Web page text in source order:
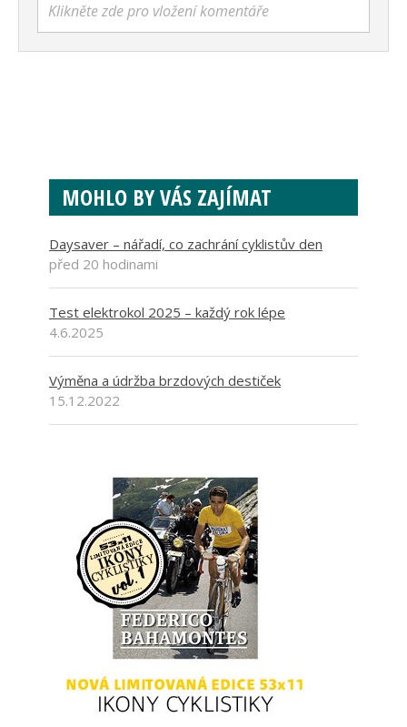
Klikněte zde pro vložení komentáře
MOHLO BY VÁS ZAJÍMAT
Daysaver – nářadí, co zachrání cyklistův den
před 20 hodinami
Test elektrokol 2025 – každý rok lépe
4.6.2025
Výměna a údržba brzdových destiček
15.12.2022